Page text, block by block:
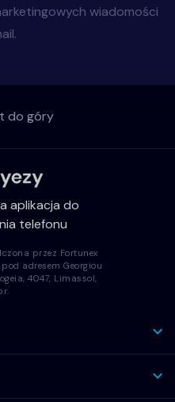
wiadomości
do góry
aplikacja do
telefonu
przez Fortunex
adresem Georgiou
4047, Limassol,